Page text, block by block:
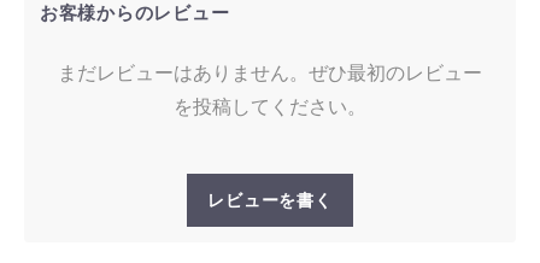
お客様からのレビュー
まだレビューはありません。ぜひ最初のレビュー
を投稿してください。
レビューを書く